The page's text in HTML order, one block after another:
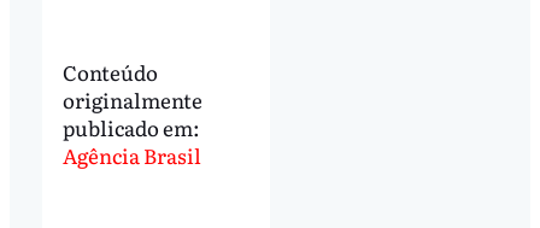
Conteúdo
originalmente
publicado em:
Agência Brasil